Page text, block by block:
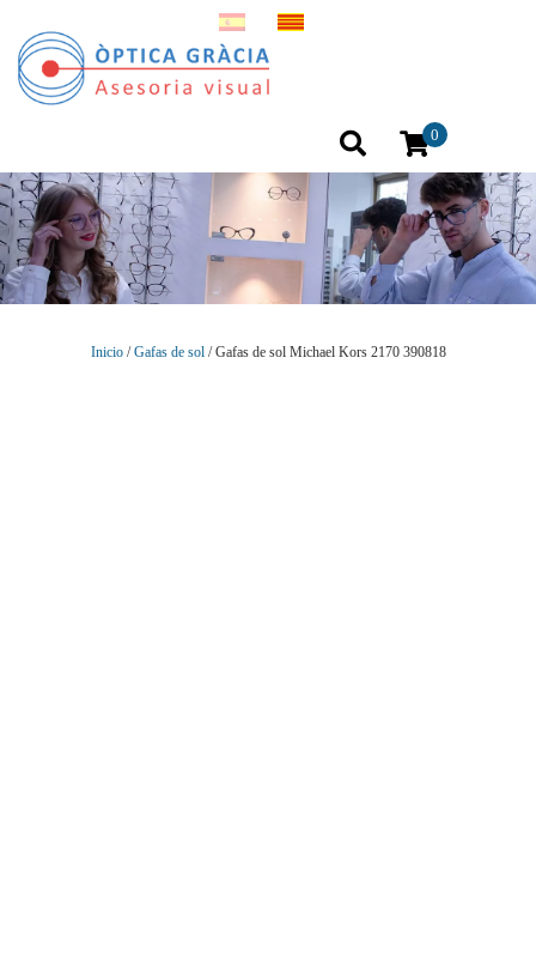
0
Inicio/Gafas de sol/ Gafas de sol Michael Kors 2170 390818